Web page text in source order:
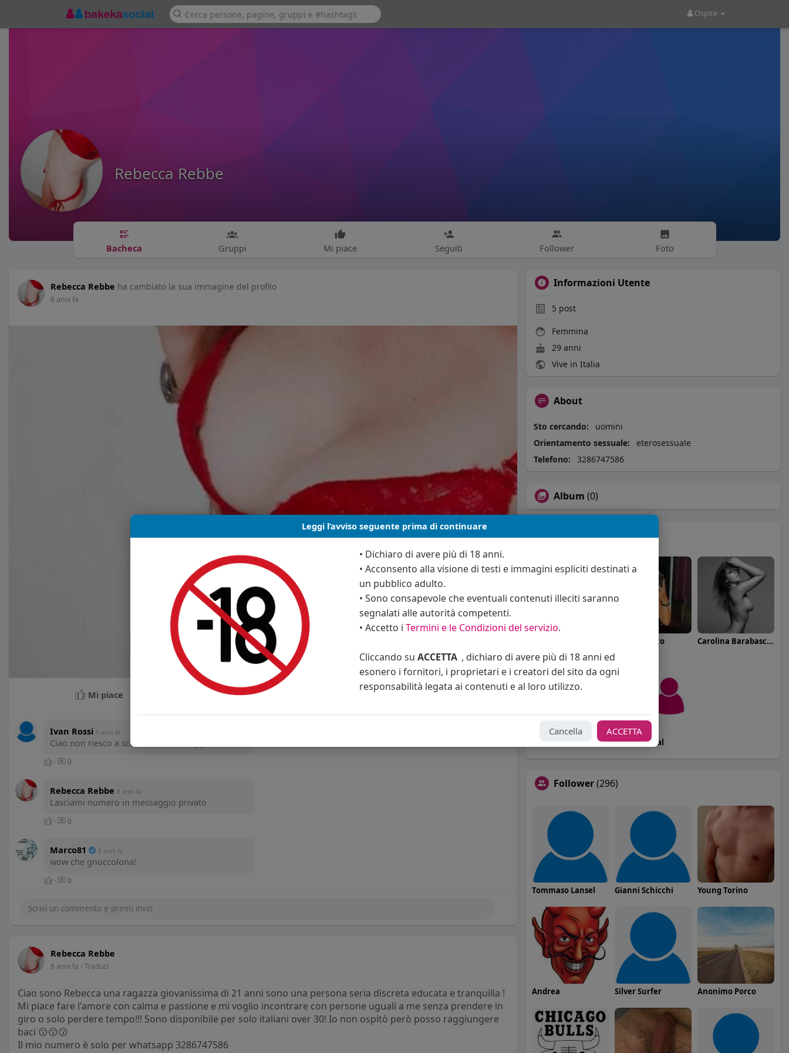
Ospite
Rebecca Rebbe
Bacheca Gruppi Mi piace Seguiti Follower Foto
Rebecca Rebbe ha cambiato la sua immagine del profilo
8 anni fa
Mi piace Commento Condividi
Ivan Rossi 8 anni fa
Ciao non riesco a scriverti su whatsapp?!
· 0
Rebecca Rebbe 8 anni fa
Lasciami numero in messaggio privato
· 0
Marco81 8 anni fa
wow che gnoccolona!
· 0
Rebecca Rebbe
8 anni fa - Traduci
Ciao sono Rebecca una ragazza giovanissima di 21 anni sono una persona seria discreta educata e tranquilla !
Mi piace fare l'amore con calma e passione e mi voglio incontrare con persone uguali a me senza prendere in
giro o solo perdere tempo!!! Sono disponibile per solo italiani over 30! Io non ospitò però posso raggiungere
baci 😗😗😗
Il mio numero è solo per whatsapp 3286747586
Informazioni Utente
5 post
Femmina
29 anni
Vive in Italia
About
Sto cercando:
uomini
Orientamento sessuale:
eterosessuale
Telefono:
3286747586
Album (0)
Elisa Esposito Carolina Barabaschi
bakecasocial
Follower(296)
Tommaso Lansel Gianni Schicchi Young Torino
Andrea Silver Surfer Anonimo Porco
Leggi l’avviso seguente prima di continuare
• Dichiaro di avere più di 18 anni.
• Acconsento alla visione di testi e immagini espliciti destinati a
un pubblico adulto.
• Sono consapevole che eventuali contenuti illeciti saranno
segnalati alle autorità competenti.
• Accetto i Termini e le Condizioni del servizio.
Cliccando su ACCETTA , dichiaro di avere più di 18 anni ed
esonero i fornitori, i proprietari e i creatori del sito da ogni
responsabilità legata ai contenuti e al loro utilizzo.
Cancella ACCETTA